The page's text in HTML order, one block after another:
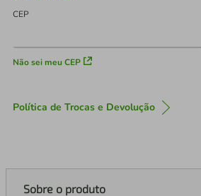
CEP
Não sei meu CEP
Política de Trocas e Devolução
Sobre o produto